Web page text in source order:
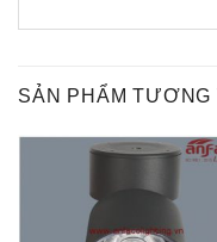
SẢN PHẨM TƯƠNG